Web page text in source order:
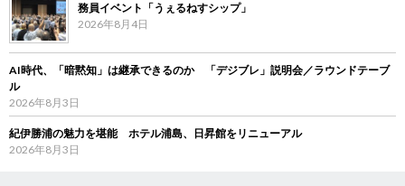
務員イベント「うぇるねすシップ」
2026年8月4日
AI時代、「暗黙知」は継承できるのか 「デジブレ」説明会／ラウンドテーブ
ル
2026年8月3日
紀伊勝浦の魅力を堪能 ホテル浦島、日昇館をリニューアル
2026年8月3日